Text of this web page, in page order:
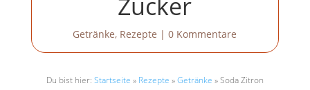
Getränke, Rezepte |0 Kommentare
Du bist hier: Startseite » Rezepte »Getränke »Soda Zitron